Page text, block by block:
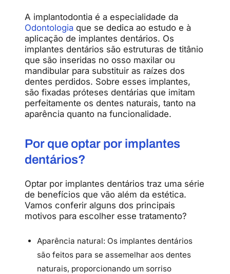
A implantodontia é a especialidade da
Odontologia que se dedica ao estudo e à
aplicação de implantes dentários. Os
implantes dentários são estruturas de titânio
que são inseridas no osso maxilar ou
mandibular para substituir as raízes dos
dentes perdidos. Sobre esses implantes,
são fixadas próteses dentárias que imitam
perfeitamente os dentes naturais, tanto na
aparência quanto na funcionalidade.
Por que optar por implantes
dentários?
Optar por implantes dentários traz uma série
de benefícios que vão além da estética.
Vamos conferir alguns dos principais
motivos para escolher esse tratamento?
Aparência natural: Os implantes dentários
são feitos para se assemelhar aos dentes
naturais, proporcionando um sorriso